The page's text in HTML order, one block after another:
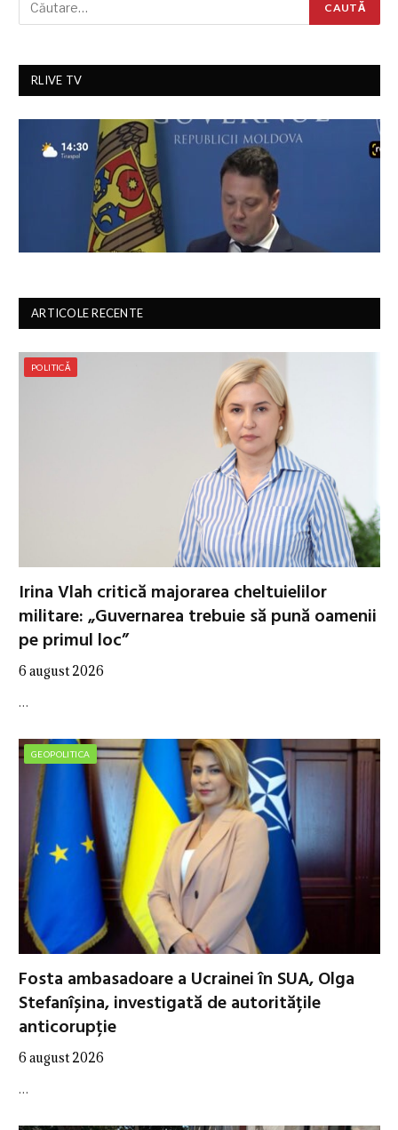
RLIVE TV
ARTICOLE RECENTE
POLITICĂ
Irina Vlah critică majorarea cheltuielilor
militare: „Guvernarea trebuie să pună oamenii
pe primul loc”
6 august 2026
…
GEOPOLITICA
Fosta ambasadoare a Ucrainei în SUA, Olga
Stefanîșina, investigată de autoritățile
anticorupție
6 august 2026
…